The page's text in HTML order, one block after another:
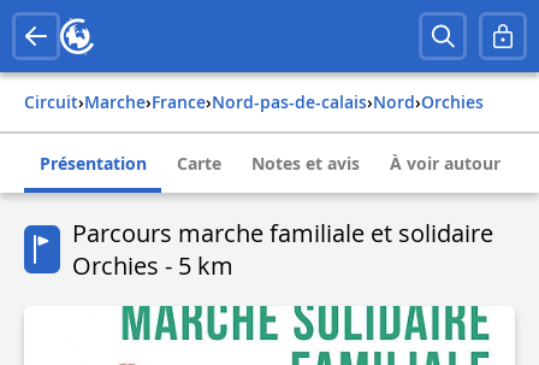
Circuit› Marche› france› nord-pas-de-calais› nord› orchies
Présentation Carte Notes et avis À voir autour
Parcours marche familiale et solidaire
Orchies - 5 km